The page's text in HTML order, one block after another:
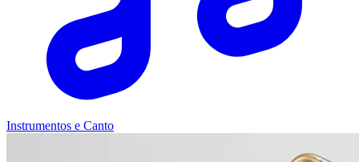
Instrumentos e Canto